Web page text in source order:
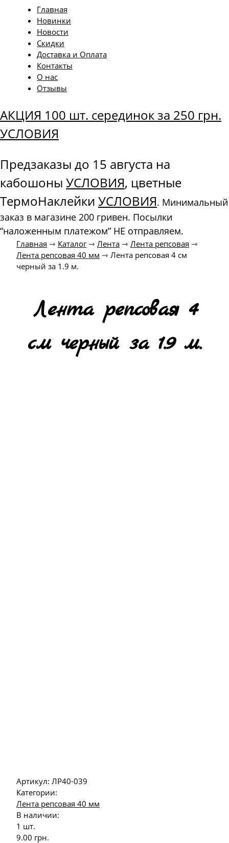
Главная
Новинки
Новости
Скидки
Доставка и Оплата
Контакты
О нас
Отзывы
АКЦИЯ 100 шт. серединок за 250 грн.
УСЛОВИЯ
Предзаказы до 15 августа на
кабошоны УСЛОВИЯ, цветные
ТермоНаклейки УСЛОВИЯ. Минимальный
заказ в магазине 200 гривен. Посылки
“наложенным платежом” НЕ отправляем.
Главная ⇾ Каталог⇾ Лента ⇾ Лента репсовая ⇾
Лента репсовая 40 мм ⇾ Лента репсовая 4 см
черный за 1.9 м.
Лента репсовая 4
см черный за 1.9 м.
Артикул: ЛР40-039
Категории:
Лента репсовая 40 мм
В наличии:
1 шт.
9.00 грн.